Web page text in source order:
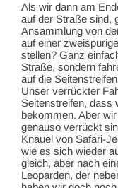
Als wir dann am
auf der Straße sind,
Ansammlung von
auf einer
stellen? Ganz
Straße, sondern
auf die
Unser verrückter
Seitenstreifen, dass
bekommen. Aber
genauso verrückt
Knäuel von Safari-
wie es sich wieder
gleich, aber nach
Leoparden, der